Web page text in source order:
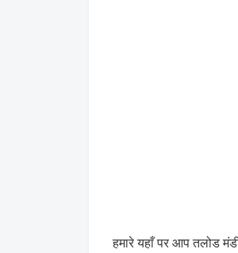
हमारे यहाँ पर आप तलोड